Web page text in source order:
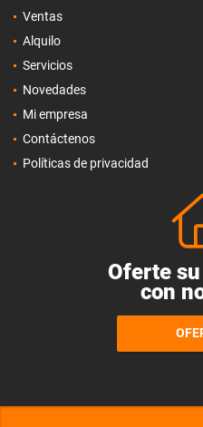
Ventas
Alquilo
Servicios
Novedades
Mi empresa
Contáctenos
Políticas de privacidad
Oferte
con